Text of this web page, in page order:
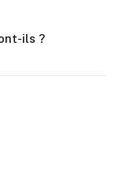
ils ?